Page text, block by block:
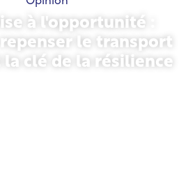
à l'opportunité :
le transport
la clé de la résilience